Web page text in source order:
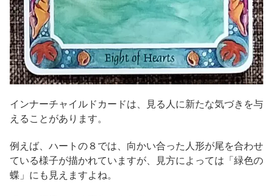
インナーチャイルドカードは、見る人に新たな気づきを与
えることがあります。
例えば、ハートの８では、向かい合った人形が尾を合わせ
ている様子が描かれていますが、見方によっては「緑色の
蝶」にも見えますよね。